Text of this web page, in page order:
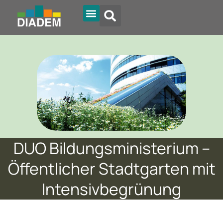
DUO Bildungsministerium –
Öffentlicher Stadtgarten mit
Intensivbegrünung